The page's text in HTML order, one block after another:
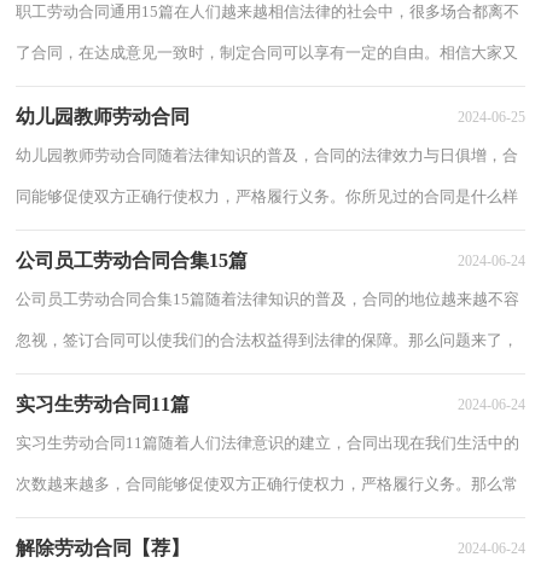
职工劳动合同通用15篇在人们越来越相信法律的社会中，很多场合都离不
了合同，在达成意见一致时，制定合同可以享有一定的自由。相信大家又
在为写合同犯愁了吧，以下是小编精心整理的...
幼儿园教师劳动合同 2024-06-25
幼儿园教师劳动合同随着法律知识的普及，合同的法律效力与日俱增，合
同能够促使双方正确行使权力，严格履行义务。你所见过的合同是什么样
的呢？以下是小编收集整理的幼儿园教师劳动...
公司员工劳动合同合集15篇 2024-06-24
公司员工劳动合同合集15篇随着法律知识的普及，合同的地位越来越不容
忽视，签订合同可以使我们的合法权益得到法律的保障。那么问题来了，
到底应如何拟定合同呢？下面是小编为大家整...
实习生劳动合同11篇 2024-06-24
实习生劳动合同11篇随着人们法律意识的建立，合同出现在我们生活中的
次数越来越多，合同能够促使双方正确行使权力，严格履行义务。那么常
见的合同书是什么样的呢？以下是小编整理的...
解除劳动合同【荐】 2024-06-24